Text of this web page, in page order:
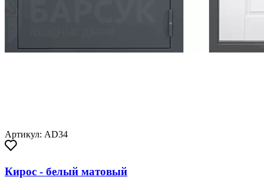
Артикул: AD34
Кирос - белый матовый